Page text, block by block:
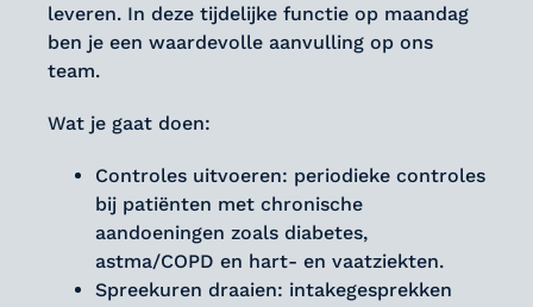
leveren. In deze tijdelijke functie op maandag
ben je een waardevolle aanvulling op ons
team.
Wat je gaat doen:
Controles uitvoeren: periodieke controles
bij patiënten met chronische
aandoeningen zoals diabetes,
astma/COPD en hart- en vaatziekten.
Spreekuren draaien: intakegesprekken